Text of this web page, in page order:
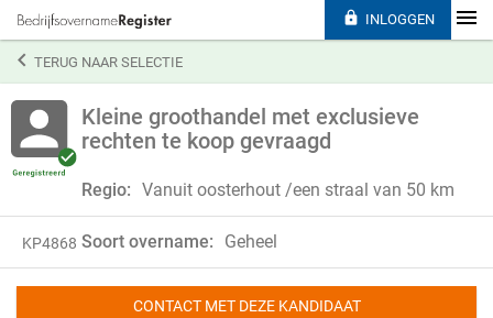
TERUG NAAR SELECTIE
Kleine groothandel met exclusieve
rechten te koop gevraagd
Regio: Vanuit oosterhout /een straal van 50 km
KP4868 Soort overname: Geheel
CONTACT MET DEZE KANDIDAAT
 INLOGGEN